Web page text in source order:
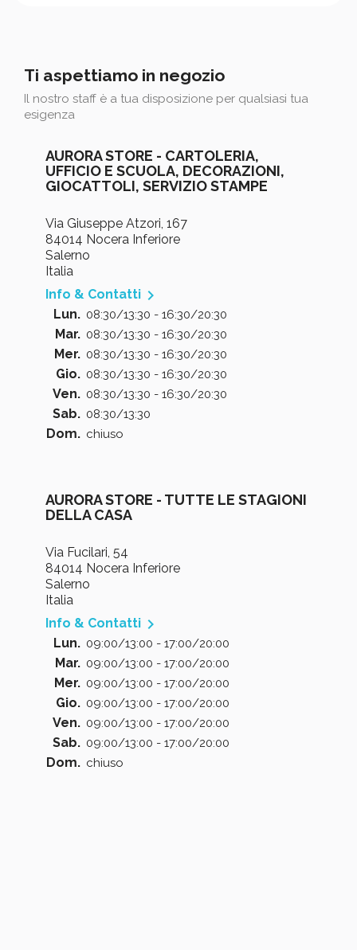
Ti aspettiamo in negozio
Il nostro staff è a tua disposizione per qualsiasi tua
esigenza
AURORA STORE - CARTOLERIA,
UFFICIO E SCUOLA, DECORAZIONI,
GIOCATTOLI, SERVIZIO STAMPE
Via Giuseppe Atzori, 167
84014 Nocera Inferiore
Salerno
Italia
Info & Contatti 
Lun. 08:30/13:30 - 16:30/20:30
Mar. 08:30/13:30 - 16:30/20:30
Mer. 08:30/13:30 - 16:30/20:30
Gio. 08:30/13:30 - 16:30/20:30
Ven. 08:30/13:30 - 16:30/20:30
Sab. 08:30/13:30
Dom. chiuso
AURORA STORE - TUTTE LE STAGIONI
DELLA CASA
Via Fucilari, 54
84014 Nocera Inferiore
Salerno
Italia
Info & Contatti 
Lun. 09:00/13:00 - 17:00/20:00
Mar. 09:00/13:00 - 17:00/20:00
Mer. 09:00/13:00 - 17:00/20:00
Gio. 09:00/13:00 - 17:00/20:00
Ven. 09:00/13:00 - 17:00/20:00
Sab. 09:00/13:00 - 17:00/20:00
Dom. chiuso